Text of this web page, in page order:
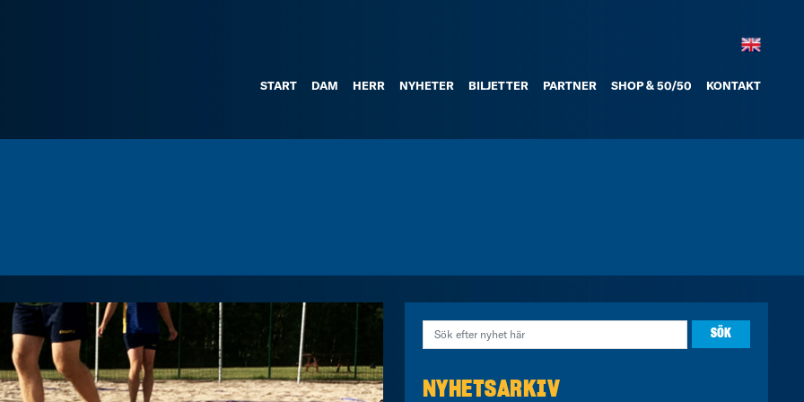
START DAM HERR NYHETER BILJETTER PARTNER SHOP & 50/50 KONTAKT
NYHETSARKIV